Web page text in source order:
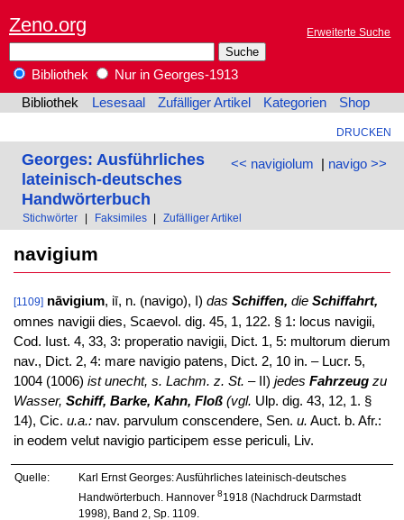
Zeno.org Erweiterte Suche
Bibliothek
Nur in Georges-1913
Bibliothek
Lesesaal Zufälliger Artikel Kategorien Shop
DRUCKEN
<< navigiolum | navigo >>
Georges: Ausführliches
lateinisch-deutsches
Handwörterbuch
Stichwörter Faksimiles Zufälliger Artikel
navigium
[1109] nāvigium, iī, n. (navigo), I) das Schiffen, dieSchiffahrt,
omnes navigii dies, Scaevol. dig. 45, 1, 122. § 1: locus navigii,
Cod. Iust. 4, 33, 3: properatio navigii, Dict. 1, 5: multorum dierum
nav., Dict. 2, 4: mare navigio patens, Dict. 2, 10 in. – Lucr. 5,
1004 (1006) ist unecht, s. Lachm. z. St. – II) jedes Fahrzeug zu
Wasser, Schiff, Barke, Kahn, Floß (vgl. Ulp. dig. 43, 12, 1. §
14), Cic. u.a.:nav. parvulum conscendere, Sen. u. Auct. b. Afr.:
in eodem velut navigio participem esse periculi, Liv.
Quelle:
Karl Ernst Georges: Ausführliches lateinisch-deutsches
Handwörterbuch. Hannover 81918 (Nachdruck Darmstadt
1998), Band 2, Sp. 1109.